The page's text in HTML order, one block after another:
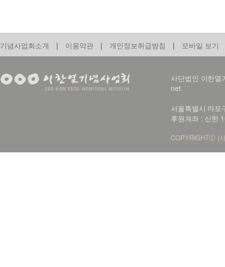
기념사업회소개 | 이용약관 | 개인정보취급방침 | 모바일 보기
사단법인 이한
net
서울특별시 마
후원계좌 : 신한
COPYRIGHTⓒ (